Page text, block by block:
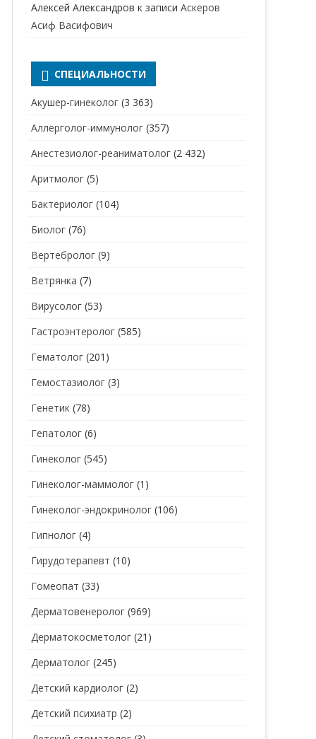
ПРОКТОЛОГ
РЕВМАТОЛОГ
РЕНТГЕНОЛОГ
СТОМАТОЛОГ
СТОМАТОЛОГ-ОРТОДОНТ
ЭНДОКРИНОЛОГ
Алексей Александров к записиАскеров
Асиф Васифович
СПЕЦИАЛЬНОСТИ
Акушер-гинеколог (3 363)
Аллерголог-иммунолог (357)
Анестезиолог-реаниматолог (2 432)
Аритмолог (5)
Бактериолог (104)
Биолог (76)
Вертебролог (9)
Ветрянка (7)
Вирусолог (53)
Гастроэнтеролог (585)
Гематолог (201)
Гемостазиолог (3)
Генетик (78)
Гепатолог (6)
Гинеколог (545)
Гинеколог-маммолог (1)
Гинеколог-эндокринолог (106)
Гипнолог (4)
Гирудотерапевт (10)
Гомеопат (33)
Дерматовенеролог (969)
Дерматокосметолог (21)
Дерматолог (245)
Детский кардиолог (2)
Детский психиатр (2)